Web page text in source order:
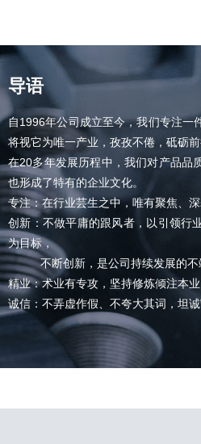
导语
自1996年公司成立至今，我们专注
将视它为唯一产业，孜孜不倦，砥砺
在20多年发展历程中，我们对产品品
也形成了特有的企业文化。
专注：在行业芸生之中，唯有聚焦、
创新：不做平庸的跟风者，以引领行
为目标，
不断创新，是公司持续发展的不
精业：术业有专攻，坚持修炼倾注本业
诚信：不弄虚作假、不夸大其词，坦诚